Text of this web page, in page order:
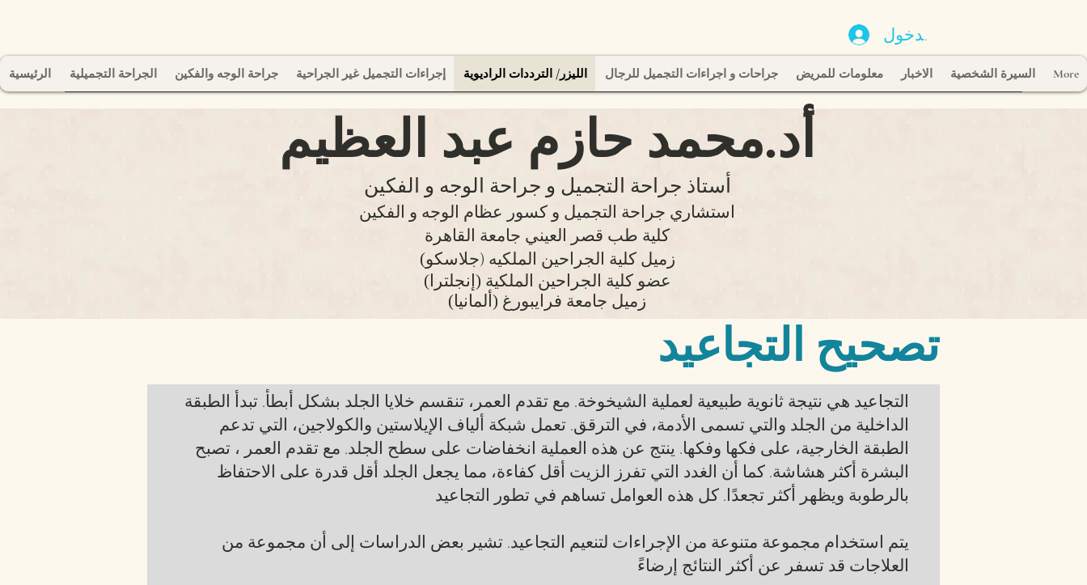
تسجيل الدخول
الرئيسية الجراحة التجميلية جراحة الوجه والفكين إجراءات التجميل غير الجراحية الليزر/ الترددات الراديوية جراحات و اجراءات التجميل للرجال معلومات للمريض الاخبار السيرة الشخصية More
أد.محمد حازم عبد العظيم
أستاذ جراحة التجميل و جراحة الوجه و الفكين
استشاري جراحة التجميل و كسور عظام الوجه و الفكين
كلية طب قصر العيني جامعة القاهرة
(زميلكلية الجراحين الملكيه (جلاسكو
(عضو كلية الجراحين الملكية (إنجلترا
(زميل جامعة فرايبورغ (ألمانيا
تصحيح التجاعيد
التجاعيد هي نتيجة ثانوية طبيعية لعملية الشيخوخة. مع تقدم العمر، تنقسم خلايا الجلد بشكل أبطأ. تبدأ الطبقة
الداخلية من الجلد والتي تسمى الأدمة، في الترقق. تعمل شبكة ألياف الإيلاستين والكولاجين، التي تدعم
الطبقة الخارجية، على فكها وفكها. ينتج عن هذه العملية انخفاضات على سطح الجلد. مع تقدم العمر ، تصبح
البشرة أكثر هشاشة. كما أن الغدد التي تفرز الزيت أقل كفاءة، مما يجعل الجلد أقل قدرة على الاحتفاظ
بالرطوبة ويظهر أكثر تجعدًا. كل هذه العوامل تساهم في تطور التجاعيد
يتم استخدام مجموعة متنوعة من الإجراءات لتنعيم التجاعيد. تشير بعض الدراسات إلى أن مجموعة من
العلاجات قد تسفر عن أكثر النتائج إرضاءً